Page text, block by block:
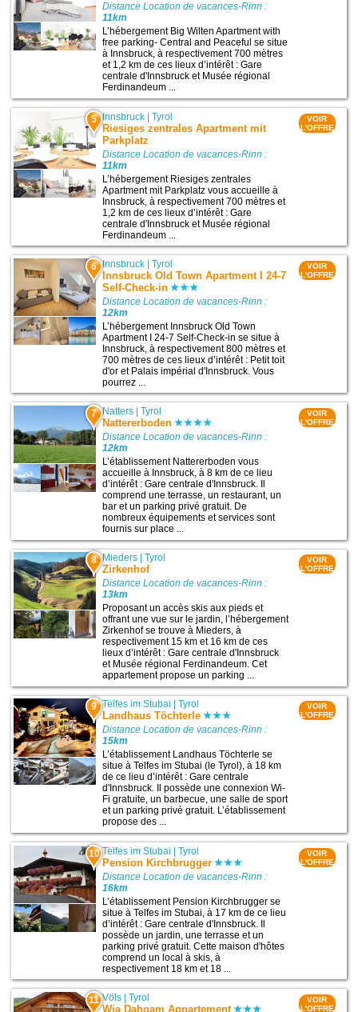
Distance Location de vacances-Rinn :
11km
L’hébergement Big Wilten Apartment with
free parking- Central and Peaceful se situe
à Innsbruck, à respectivement 700 mètres
et 1,2 km de ces lieux d’intérêt : Gare
centrale d'Innsbruck et Musée régional
Ferdinandeum ...
5 Innsbruck |Tyrol
Riesiges zentrales Apartment mit
Parkplatz
Distance Location de vacances-Rinn :
11km
L’hébergement Riesiges zentrales
Apartment mit Parkplatz vous accueille à
Innsbruck, à respectivement 700 mètres et
1,2 km de ces lieux d’intérêt : Gare
centrale d'Innsbruck et Musée régional
Ferdinandeum ...
VOIR
L'OFFRE
6 Innsbruck |Tyrol
Innsbruck Old Town Apartment I 24-7
Self-Check-in
Distance Location de vacances-Rinn :
12km
L’hébergement Innsbruck Old Town
Apartment I 24-7 Self-Check-in se situe à
Innsbruck, à respectivement 800 mètres et
700 mètres de ces lieux d’intérêt : Petit toit
d'or et Palais impérial d'Innsbruck. Vous
pourrez ...
VOIR
L'OFFRE
7 Natters |Tyrol
Nattererboden
Distance Location de vacances-Rinn :
12km
L’établissement Nattererboden vous
accueille à Innsbruck, à 8 km de ce lieu
d’intérêt : Gare centrale d'Innsbruck. Il
comprend une terrasse, un restaurant, un
bar et un parking privé gratuit. De
nombreux équipements et services sont
fournis sur place ...
VOIR
L'OFFRE
8 Mieders |Tyrol
Zirkenhof
Distance Location de vacances-Rinn :
13km
Proposant un accès skis aux pieds et
offrant une vue sur le jardin, l’hébergement
Zirkenhof se trouve à Mieders, à
respectivement 15 km et 16 km de ces
lieux d’intérêt : Gare centrale d'Innsbruck
et Musée régional Ferdinandeum. Cet
appartement propose un parking ...
VOIR
L'OFFRE
9 Telfes im Stubai |Tyrol
Landhaus Töchterle
Distance Location de vacances-Rinn :
15km
L’établissement Landhaus Töchterle se
situe à Telfes im Stubai (le Tyrol), à 18 km
de ce lieu d’intérêt : Gare centrale
d'Innsbruck. Il possède une connexion Wi-
Fi gratuite, un barbecue, une salle de sport
et un parking privé gratuit. L’établissement
propose des ...
VOIR
L'OFFRE
10 Telfes im Stubai |Tyrol
Pension Kirchbrugger
Distance Location de vacances-Rinn :
16km
L’établissement Pension Kirchbrugger se
situe à Telfes im Stubai, à 17 km de ce lieu
d’intérêt : Gare centrale d'Innsbruck. Il
possède un jardin, une terrasse et un
parking privé gratuit. Cette maison d'hôtes
comprend un local à skis, à
respectivement 18 km et 18 ...
VOIR
L'OFFRE
11 Völs |Tyrol
Wia Dahoam Appartement
VOIR
L'OFFRE